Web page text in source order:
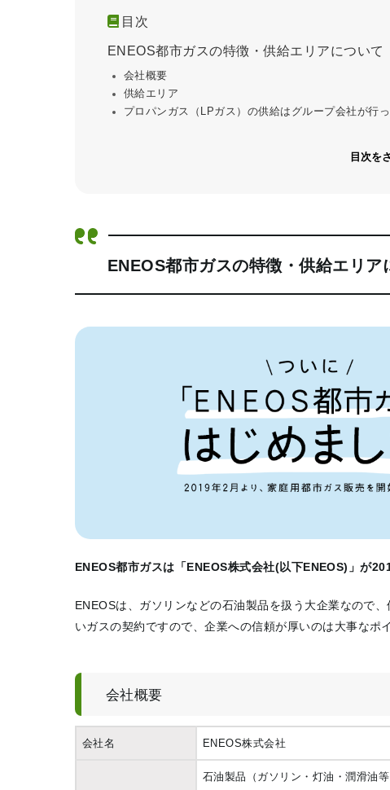
目次
ENEOS都市ガスの特徴・供給エリアについて
会社概要
供給エリア
プロパンガス（LPガス）の供給はグループ会社が行
目次を
ENEOS都市ガスの特徴・供給エリア
ENEOS都市ガスは「ENEOS株式会社(以下ENEOS)」が
ENEOSは、ガソリンなどの石油製品を扱う大企業なので
いガスの契約ですので、企業への信頼が厚いのは大事なポ
会社概要
会社名 ENEOS株式会社
石油製品（ガソリン・灯油・潤滑油